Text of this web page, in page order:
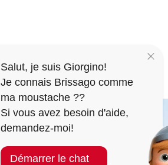
Salut, je suis Giorgino!
Je connais Brissago comme
ma moustache ??
Si vous avez besoin d'aide,
demandez-moi!
Démarrer le chat